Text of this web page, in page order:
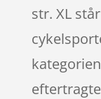
str. XL